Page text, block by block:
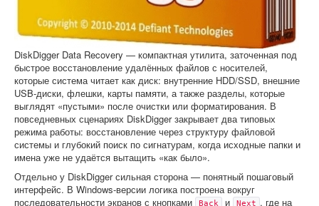
DiskDigger Data Recovery — компактная утилита, заточенная под
быстрое восстановление удалённых файлов с носителей,
которые система читает как диск: внутренние HDD/SSD, внешние
USB-диски, флешки, карты памяти, а также разделы, которые
выглядят «пустыми» после очистки или форматирования. В
повседневных сценариях DiskDigger закрывает два типовых
режима работы: восстановление через структуру файловой
системы и глубокий поиск по сигнатурам, когда исходные папки и
имена уже не удаётся вытащить «как было».
Отдельно у DiskDigger сильная сторона — понятный пошаговый
интерфейс. В Windows-версии логика построена вокруг
последовательности экранов с кнопками
Back и Next , где на